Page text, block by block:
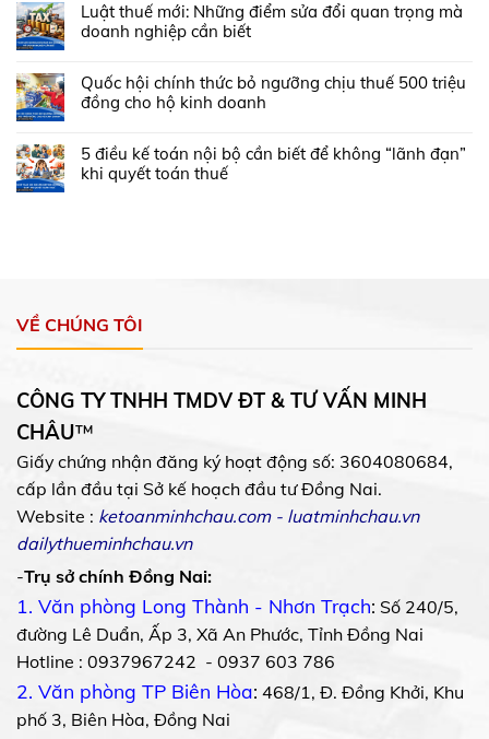
Luật thuế mới: Những điểm sửa đổi quan trọng mà
doanh nghiệp cần biết
Quốc hội chính thức bỏ ngưỡng chịu thuế 500 triệu
đồng cho hộ kinh doanh
5 điều kế toán nội bộ cần biết để không “lãnh đạn”
khi quyết toán thuế
VỀ CHÚNG TÔI
CÔNG TY TNHH TMDV ĐT & TƯ VẤN MINH
CHÂU™
Giấy chứng nhận đăng ký hoạt động số: 3604080684,
cấp lần đầu tại Sở kế hoạch đầu tư Đồng Nai.
Website : ketoanminhchau.com- luatminhchau.vn
dailythueminhchau.vn
-Trụ sở chính Đồng Nai:
1. Văn phòng Long Thành - Nhơn Trạch: Số 240/5,
đường Lê Duẩn, Ấp 3, Xã An Phước, Tỉnh Đồng Nai
Hotline : 0937967242 - 0937 603 786
2. Văn phòng TP Biên Hòa: 468/1, Đ. Đồng Khởi, Khu
phố 3, Biên Hòa, Đồng Nai